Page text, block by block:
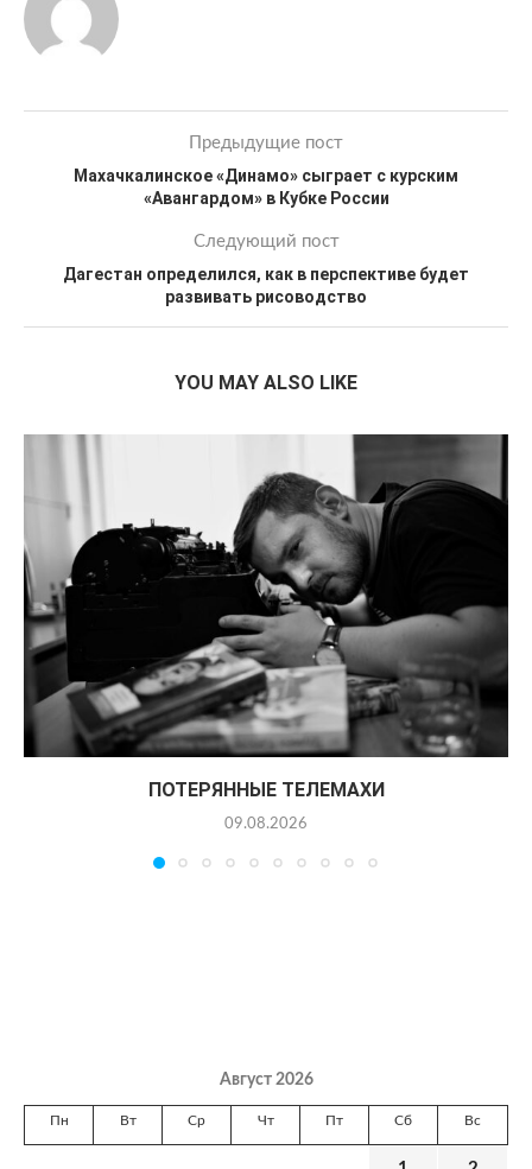
Предыдущие пост
Махачкалинское «Динамо» сыграет с курским
«Авангардом» в Кубке России
Следующий пост
Дагестан определился, как в перспективе будет
развивать рисоводство
YOU MAY ALSO LIKE
ПОТЕРЯННЫЕ ТЕЛЕМАХИ
09.08.2026
Август 2026
Пн Вт Ср Чт Пт Сб Вс